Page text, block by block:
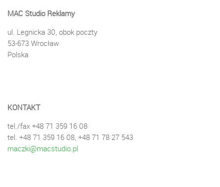
MAC Studio Reklamy
ul. Legnicka 30, obok poczty
53-673 Wrocław
Polska
KONTAKT
tel./fax +48 71 359 16 08
tel. +48 71 359 16 08, +48 71 78 27 543
maczki@macstudio.pl